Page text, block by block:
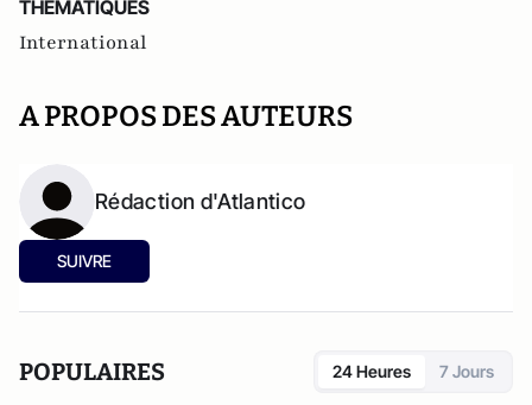
THEMATIQUES
International
A PROPOS DES AUTEURS
Rédaction d'Atlantico
SUIVRE
POPULAIRES 24 Heures 7 Jours